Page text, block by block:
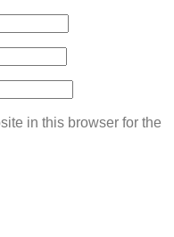
in this browser for the